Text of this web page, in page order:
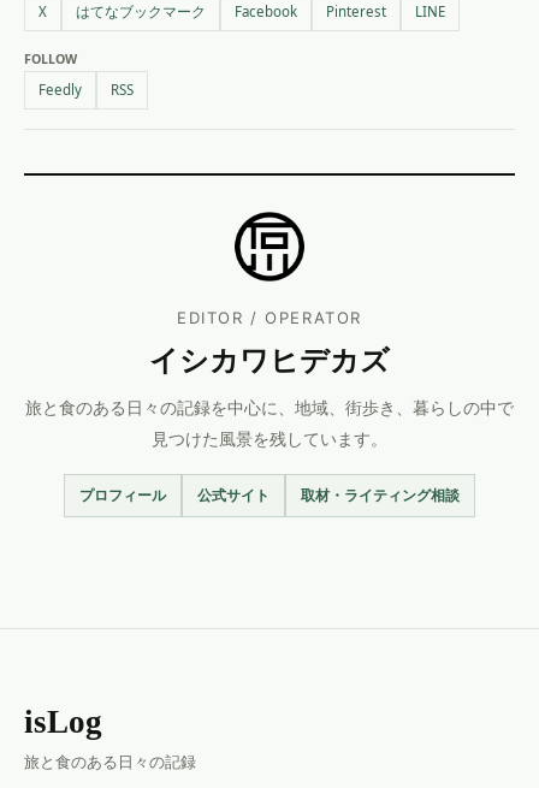
X はてなブックマーク Facebook Pinterest LINE
FOLLOW
Feedly RSS
EDITOR / OPERATOR
イシカワヒデカズ
旅と食のある日々の記録を中心に、地域、街歩き、暮らしの中で
見つけた風景を残しています。
プロフィール 公式サイト 取材・ライティング相談
isLog
旅と食のある日々の記録